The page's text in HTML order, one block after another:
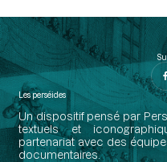
Les perséides
Un dispositif pensé par
textuels et
partenariat avec des
documentaires.